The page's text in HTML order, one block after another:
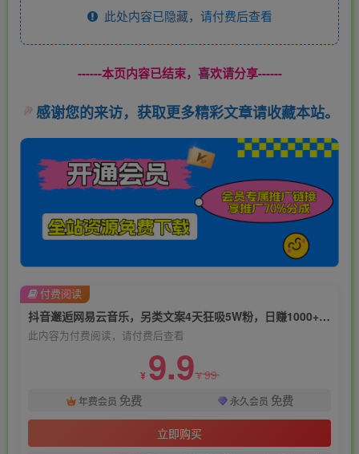
此处内容已隐藏，请付费后查看
------本页内容已结束，喜欢请分享------
感谢您的来访，获取更多精彩文章请收藏本站。
抖音邂逅网易云音乐，另类文案4天狂吸5W粉，日赚1000+【揭秘】
此内容为付费阅读，请付费后查看
¥ 9.9¥99
年费会员 免费 永久会员 免费
立即购买
付费阅读